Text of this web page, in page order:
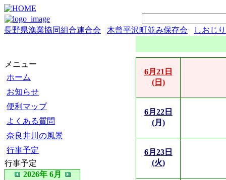
長野県漁業協同組合連合会 木曾平沢町並み保存会 しおじ
メニュー
ホーム
お知らせ
便利マップ
よくある質問
奈良井川の風景
行事予定
行事予定
2026年 6月
6月21日
(日)
6月22日
(月)
6月23日
(火)